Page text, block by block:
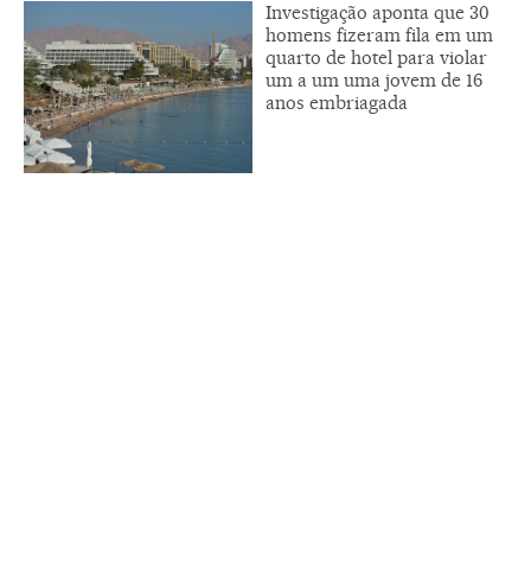
Investigação aponta que 30
homens fizeram fila em um
quarto de hotel para violar
um a um uma jovem de 16
anos embriagada